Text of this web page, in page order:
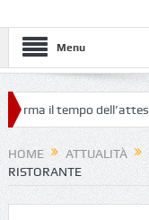
Menu
il tempo dell’attesa
HOME ATTUALITÀ
RISTORANTE